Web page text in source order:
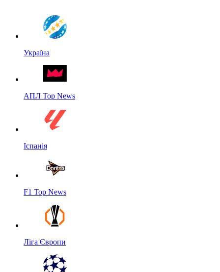
Україна
АПЛ Top News
Іспанія
F1 Top News
Ліга Європи